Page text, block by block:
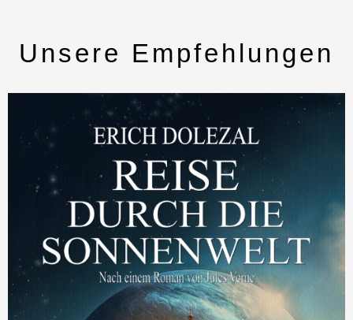
Unsere Empfehlungen